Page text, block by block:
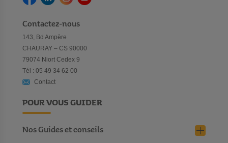
Contactez-nous
143, Bd Ampère
CHAURAY – CS 90000
79074 Niort Cedex 9
Tél : 05 49 34 62 00
Contact
POUR VOUS GUIDER
Nos Guides et conseils